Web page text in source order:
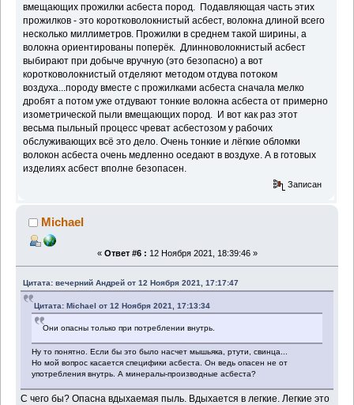
вмещающих прожилки асбеста пород. Подавляющая часть этих
прожилков - это коротковолокнистый асбест, волокна длиной всего
несколько миллиметров. Прожилки в среднем такой ширины, а
волокна ориентированы поперёк. Длинноволокнистый асбест
выбирают при добыче вручную (это безопасно) а вот
коротковолокнистый отделяют методом отдува потоком
воздуха...породу вместе с прожилками асбеста сначала мелко
дробят а потом уже отдувают тонкие волокна асбеста от примерно
изометрической пыли вмещающих пород. И вот как раз этот
весьма пыльный процесс чреват асбестозом у рабочих
обслуживающих всё это дело. Очень тонкие и лёгкие обломки
волокон асбеста очень медленно оседают в воздухе. А в готовых
изделиях асбест вполне безопасен.
Записан
Michael
« Ответ #6 : 12 Ноября 2021, 18:39:46 »
Цитата: вечерний Андрей от 12 Ноября 2021, 17:17:47
Цитата: Michael от 12 Ноября 2021, 17:13:34
Они опасны только при потреблении внутрь.
Ну то понятно. Если бы это было насчет мышьяка, ртути, свинца...
Но мой вопрос касается специфики асбеста. Он ведь опасен не от
употребления внутрь. А минералы-производные асбеста?
С чего бы? Опасна вдыхаемая пыль. Вдыхается в легкие. Легкие это